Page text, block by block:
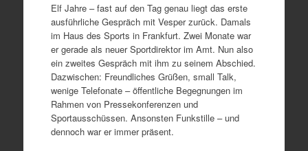
Elf Jahre – fast auf den Tag genau liegt das erste
ausführliche Gespräch mit Vesper zurück. Damals
im Haus des Sports in Frankfurt. Zwei Monate war
er gerade als neuer Sportdirektor im Amt. Nun also
ein zweites Gespräch mit ihm zu seinem Abschied.
Dazwischen: Freundliches Grüßen, small Talk,
wenige Telefonate – öffentliche Begegnungen im
Rahmen von Pressekonferenzen und
Sportausschüssen. Ansonsten Funkstille – und
dennoch war er immer präsent.